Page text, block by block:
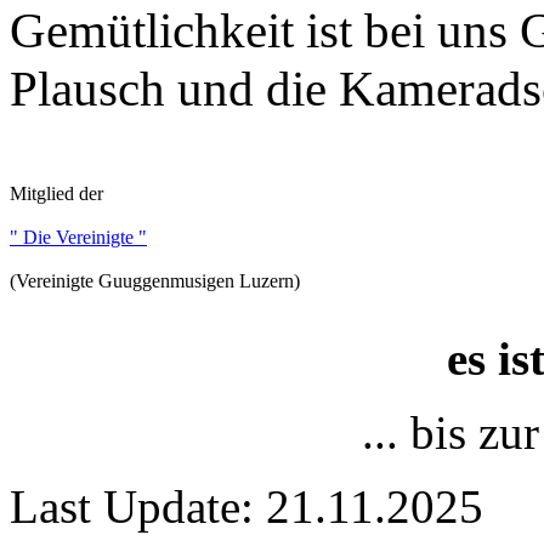
Gemütlichkeit ist bei uns
Plausch und die
Mitglied der
" Die Vereinigte "
(Vereinigte Guuggenmusigen Luzern)
es
... bis
Last Update: 21.11.2025